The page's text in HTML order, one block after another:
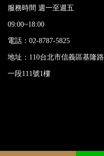
服務時間 週一至週五
09:00~18:00
電話：02-8787-5825
地址：110台北市信義區基隆路
一段111號1樓